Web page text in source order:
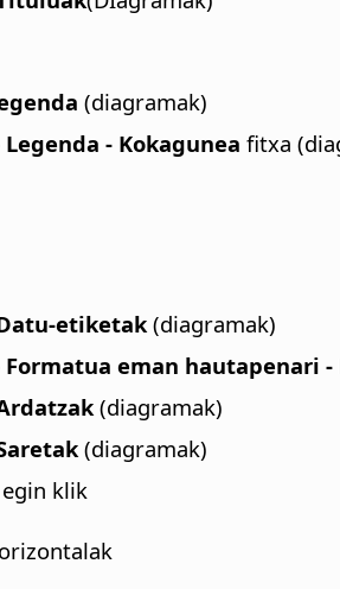
(diagramak)
- Kokagunea fitxa
etiketak (diagramak)
Formatua eman hautapenari
(diagramak)
(diagramak)
klik